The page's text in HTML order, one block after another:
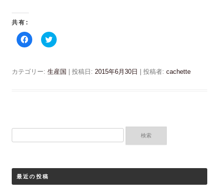
共有:
F
a
o
o
は
リ
だ
さ
ク
リ
て
T
共
(
ド
カテゴリー: 生産国 | 投稿日: 2015年6月30日 投稿者: cachette
索:
最近の投稿